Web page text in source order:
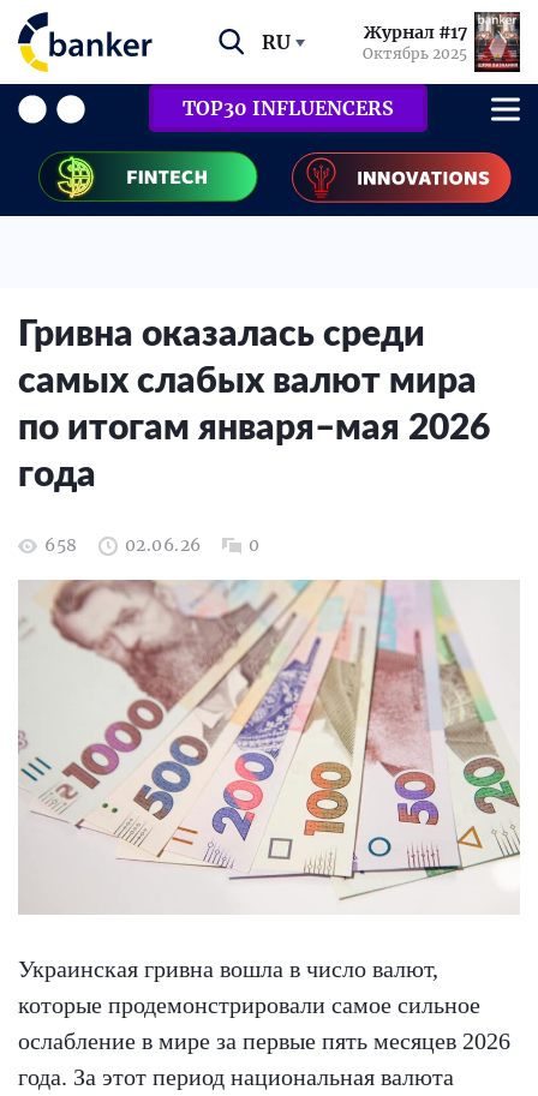
RU Журнал #17
Октябрь 2025
TOP30 INFLUENCERS
Гривна оказалась среди
самых слабых валют мира
по итогам января–мая 2026
года
658 02.06.26 0
Украинская гривна вошла в число валют,
которые продемонстрировали самое сильное
ослабление в мире за первые пять месяцев 2026
года. За этот период национальная валюта